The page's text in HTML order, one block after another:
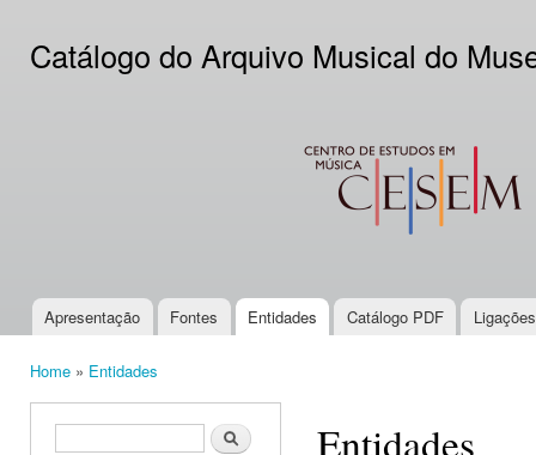
Catálogo do Arquivo Musical do
CESEM
Main menu
Apresentação Fontes Entidades Catálogo PDF
Home » Entidades
Search form Search Entidades